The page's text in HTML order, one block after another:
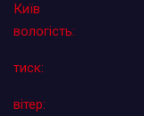
Київ
вологість:
тиск:
вітер: